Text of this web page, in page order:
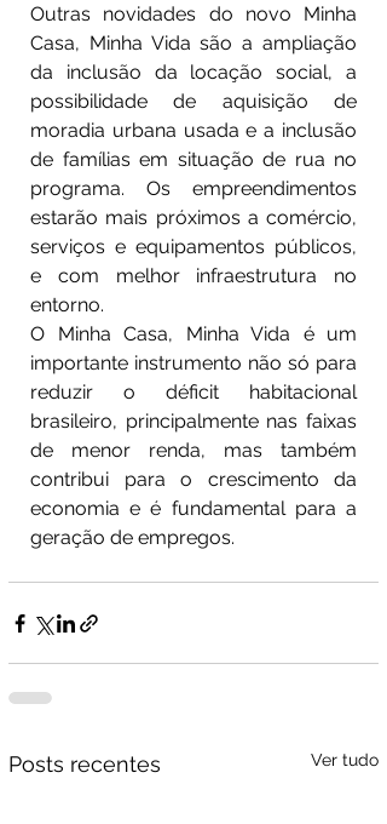
Outras novidades do novo Minha
Casa, Minha Vida são a ampliação
da inclusão da locação social, a
possibilidade de aquisição de
moradia urbana usada e a inclusão
de famílias em situação de rua no
programa. Os empreendimentos
estarão mais próximos a comércio,
serviços e equipamentos públicos,
e com melhor infraestrutura no
entorno.
O Minha Casa, Minha Vida é um
importante instrumento não só para
reduzir o déficit habitacional
brasileiro, principalmente nas faixas
de menor renda, mas também
contribui para o crescimento da
economia e é fundamental para a
geração de empregos.
Posts recentes Ver tudo